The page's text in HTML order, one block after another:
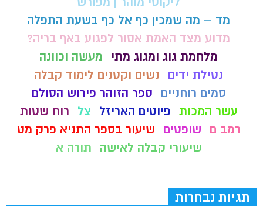
מד – מה שמכין כף אל כף בשעת התפלה
מדוע מצד האמת אסור לפגוע באף בריה?
מלחמת גוג ומגוג מתי
מעשה וכוונה
נטילת ידים
נשים וקטנים לימוד קבלה
סמים רוחניים
ספר הזוהר פירוש הסולם
עשר המכות פיוטים האריזל צל
רוח שטות
רמב ם
שופטים
שיעור בספר התניא פרק מט
שיעורי קבלה לאישה
תורה א
תגיות נבחרות